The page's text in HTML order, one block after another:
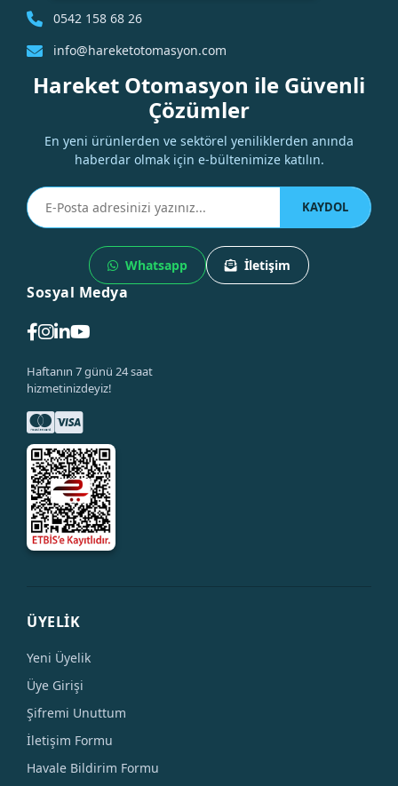
0542 158 68 26
info@hareketotomasyon.com
Hareket Otomasyon ile Güvenli
Çözümler
En yeni ürünlerden ve sektörel yeniliklerden anında
haberdar olmak için e-bültenimize katılın.
KAYDOL
Whatsapp İletişim
Sosyal Medya
Haftanın 7 günü 24 saat
hizmetinizdeyiz!
ÜYELİK
Yeni Üyelik
Üye Girişi
Şifremi Unuttum
İletişim Formu
Havale Bildirim Formu